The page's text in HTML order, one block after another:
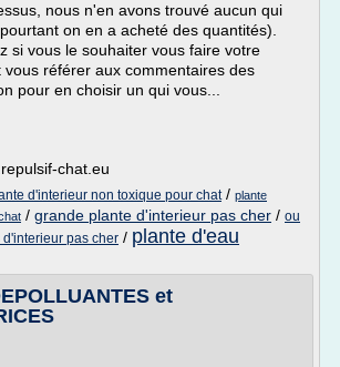
nous n'en avons trouvé aucun qui
on en a acheté des quantités).
si vous le souhaiter vous faire votre
vous référer aux commentaires des
pour en choisir un qui vous...
chat.eu
d'interieur non toxique pour chat/ plante
/ grande plante d'interieur pas cher / ou
pas cher / plante d'eau
et